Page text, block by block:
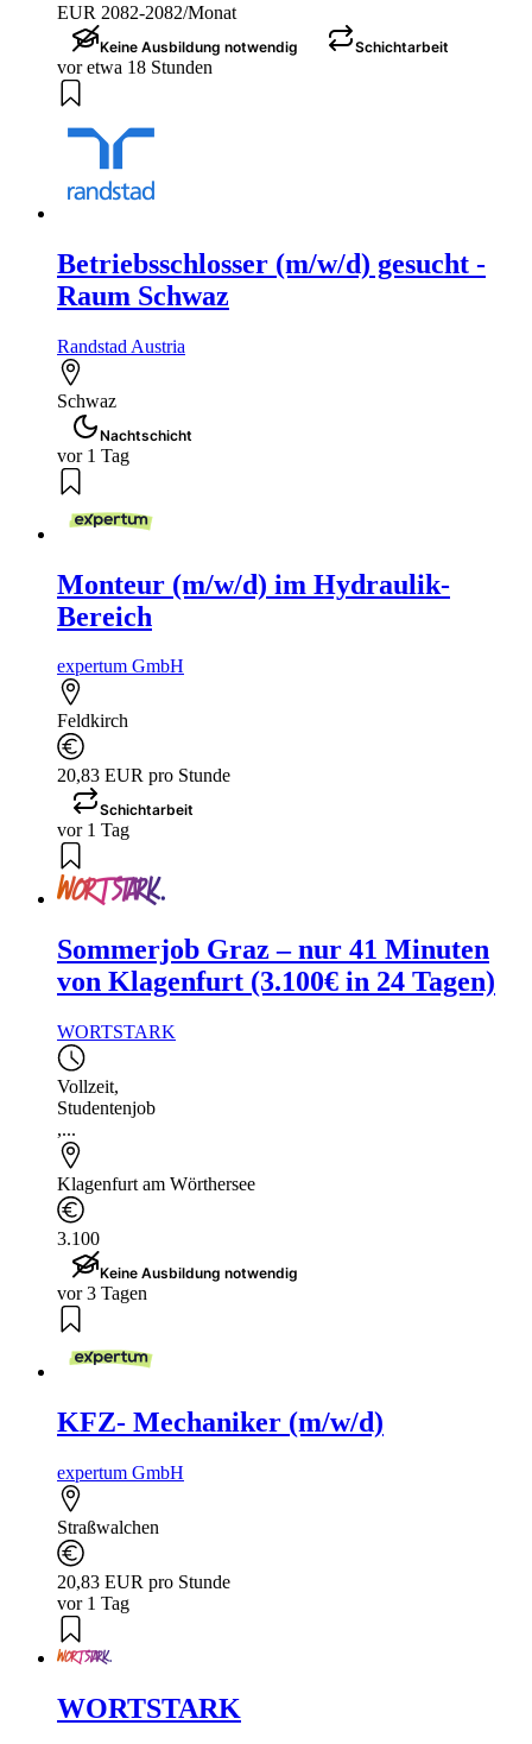
EUR 2082-2082/Monat
Keine Ausbildung notwendig Schichtarbeit
vor etwa 18 Stunden
Betriebsschlosser (m/w/d) gesucht -
Raum Schwaz
Randstad Austria
Schwaz
Nachtschicht
vor 1 Tag
Monteur (m/w/d) im Hydraulik-
Bereich
expertum GmbH
Feldkirch
20,83 EUR pro Stunde
Schichtarbeit
vor 1 Tag
Sommerjob Graz – nur 41 Minuten
von Klagenfurt (3.100€ in 24 Tagen)
WORTSTARK
Vollzeit,
Studentenjob
,...
Klagenfurt am Wörthersee
3.100
Keine Ausbildung notwendig
vor 3 Tagen
KFZ- Mechaniker (m/w/d)
expertum GmbH
Straßwalchen
20,83 EUR pro Stunde
vor 1 Tag
WORTSTARK